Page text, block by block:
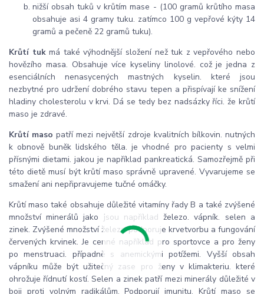
nižší obsah tuků v krůtím mase - (100 gramů krůtího masa
obsahuje asi 4 gramy tuku. zatímco 100 g vepřové kýty 14
gramů a pečeně 22 gramů tuku).
Krůtí tukmá také výhodnější složení než tuk z vepřového nebo
hovězího masa. Obsahuje více kyseliny linolové. což je jedna z
esenciálních nenasycených mastných kyselin. které jsou
nezbytné pro udržení dobrého stavu tepen a přispívají ke snížení
hladiny cholesterolu v krvi. Dá se tedy bez nadsázky říci. že krůtí
maso je zdravé.
Krůtí maso patří mezi největší zdroje kvalitních bílkovin. nutných
k obnově buněk lidského těla. je vhodné pro pacienty s velmi
přísnými dietami. jakou je například pankreatická. Samozřejmě při
této dietě musí být krůtí maso správně upravené. Vyvarujeme se
smažení ani nepřipravujeme tučné omáčky.
Krůtí maso také obsahuje důležité vitamíny řady B a také zvýšené
množství minerálů jako jsou například železo. vápník. selen a
zinek. Zvýšené množství železa podporuje krvetvorbu a fungování
červených krvinek. Je cenné například pro sportovce a pro ženy
po menstruaci. případně s anemickými potížemi. Vyšší obsah
vápníku může být užitečný zase pro ženy v klimakteriu. které
ohrožuje řídnutí kostí. Selen a zinek patří mezi minerály důležité v
boji proti volným radikálům. Podporují imunitu. Krůtí maso se